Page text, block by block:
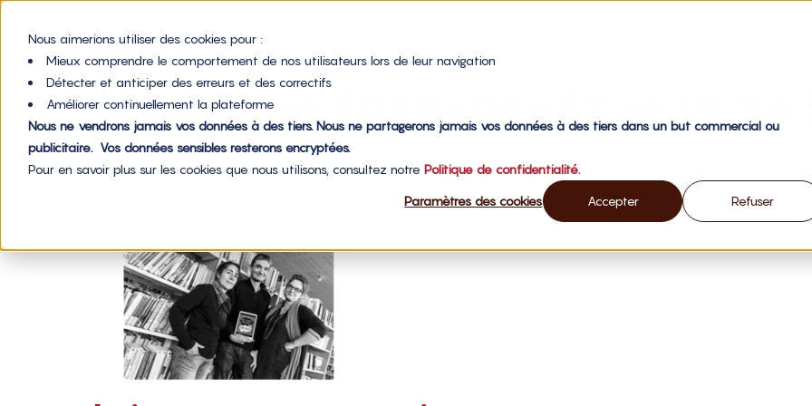
Nous aimerions utiliser des cookies pour :
Mieux comprendre le comportement de nos utilisateurs lors de leur navigation
Détecter et anticiper des erreurs et des correctifs
Améliorer continuellement la plateforme
Nous ne vendrons jamais vos données à des tiers. Nous ne partagerons jamais vos données à des tiers dans un but commercial ou
publicitaire. Vos données sensibles resterons encryptées.
Pour en savoir plus sur les cookies que nous utilisons, consultez notre Politique de confidentialité.
Paramètres des cookies Accepter Refuser
Screenshot 2025-06-27 at